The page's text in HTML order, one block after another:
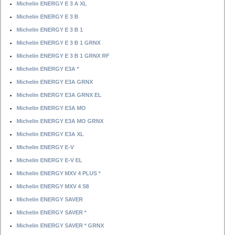
Michelin ENERGY E 3 A XL
Michelin ENERGY E 3 B
Michelin ENERGY E 3 B 1
Michelin ENERGY E 3 B 1 GRNX
Michelin ENERGY E 3 B 1 GRNX RF
Michelin ENERGY E3A *
Michelin ENERGY E3A GRNX
Michelin ENERGY E3A GRNX EL
Michelin ENERGY E3A MO
Michelin ENERGY E3A MO GRNX
Michelin ENERGY E3A XL
Michelin ENERGY E-V
Michelin ENERGY E-V EL
Michelin ENERGY MXV 4 PLUS *
Michelin ENERGY MXV 4 S8
Michelin ENERGY SAVER
Michelin ENERGY SAVER *
Michelin ENERGY SAVER * GRNX